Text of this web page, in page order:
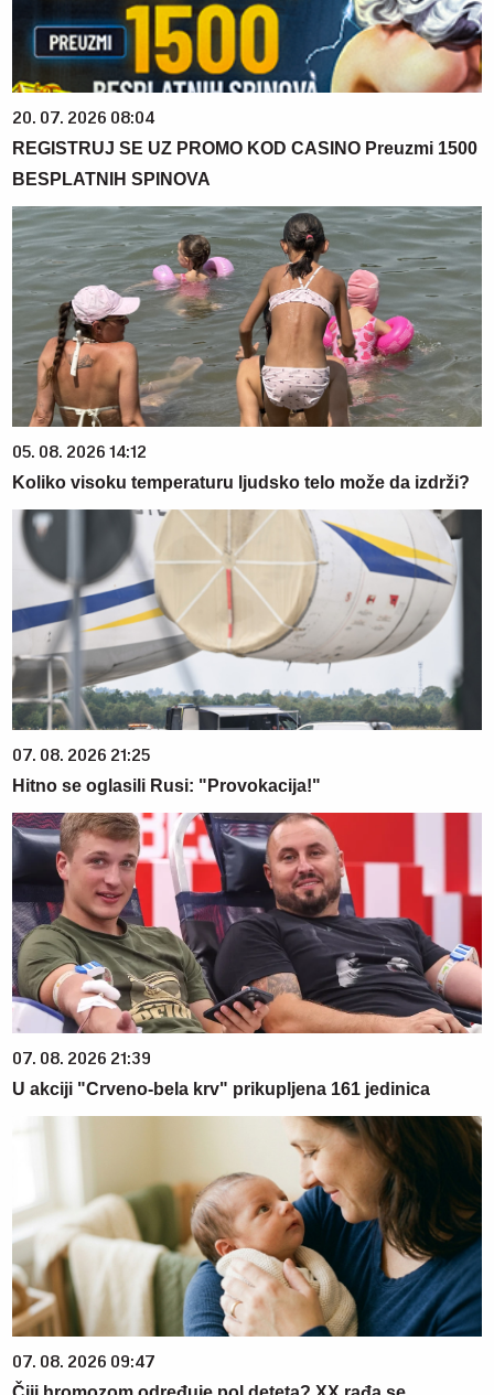
20. 07. 2026 08:04
REGISTRUJ SE UZ PROMO KOD CASINO Preuzmi 1500
BESPLATNIH SPINOVA
05. 08. 2026 14:12
Koliko visoku temperaturu ljudsko telo može da izdrži?
07. 08. 2026 21:25
Hitno se oglasili Rusi: "Provokacija!"
07. 08. 2026 21:39
U akciji "Crveno-bela krv" prikupljena 161 jedinica
07. 08. 2026 09:47